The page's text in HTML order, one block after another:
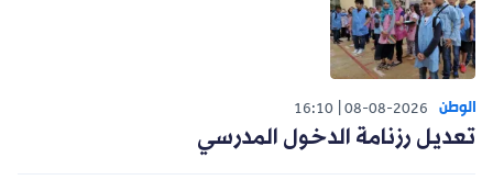
الوطن 08-08-2026
16:10
تعديل رزنامة الدخول المدرسي